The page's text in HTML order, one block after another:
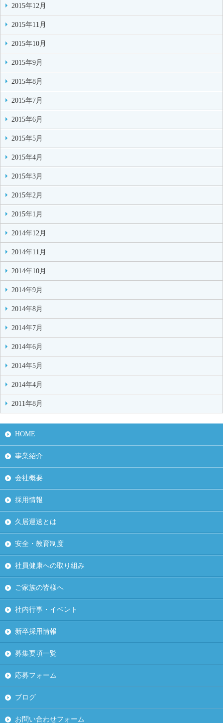
2015年12月
2015年11月
2015年10月
2015年9月
2015年8月
2015年7月
2015年6月
2015年5月
2015年4月
2015年3月
2015年2月
2015年1月
2014年12月
2014年11月
2014年10月
2014年9月
2014年8月
2014年7月
2014年6月
2014年5月
2014年4月
2011年8月
HOME
事業紹介
会社概要
採用情報
久居運送とは
安全・教育制度
社員健康への取り組み
ご家族の皆様へ
社内行事・イベント
新卒採用情報
募集要項一覧
応募フォーム
ブログ
お問い合わせフォーム